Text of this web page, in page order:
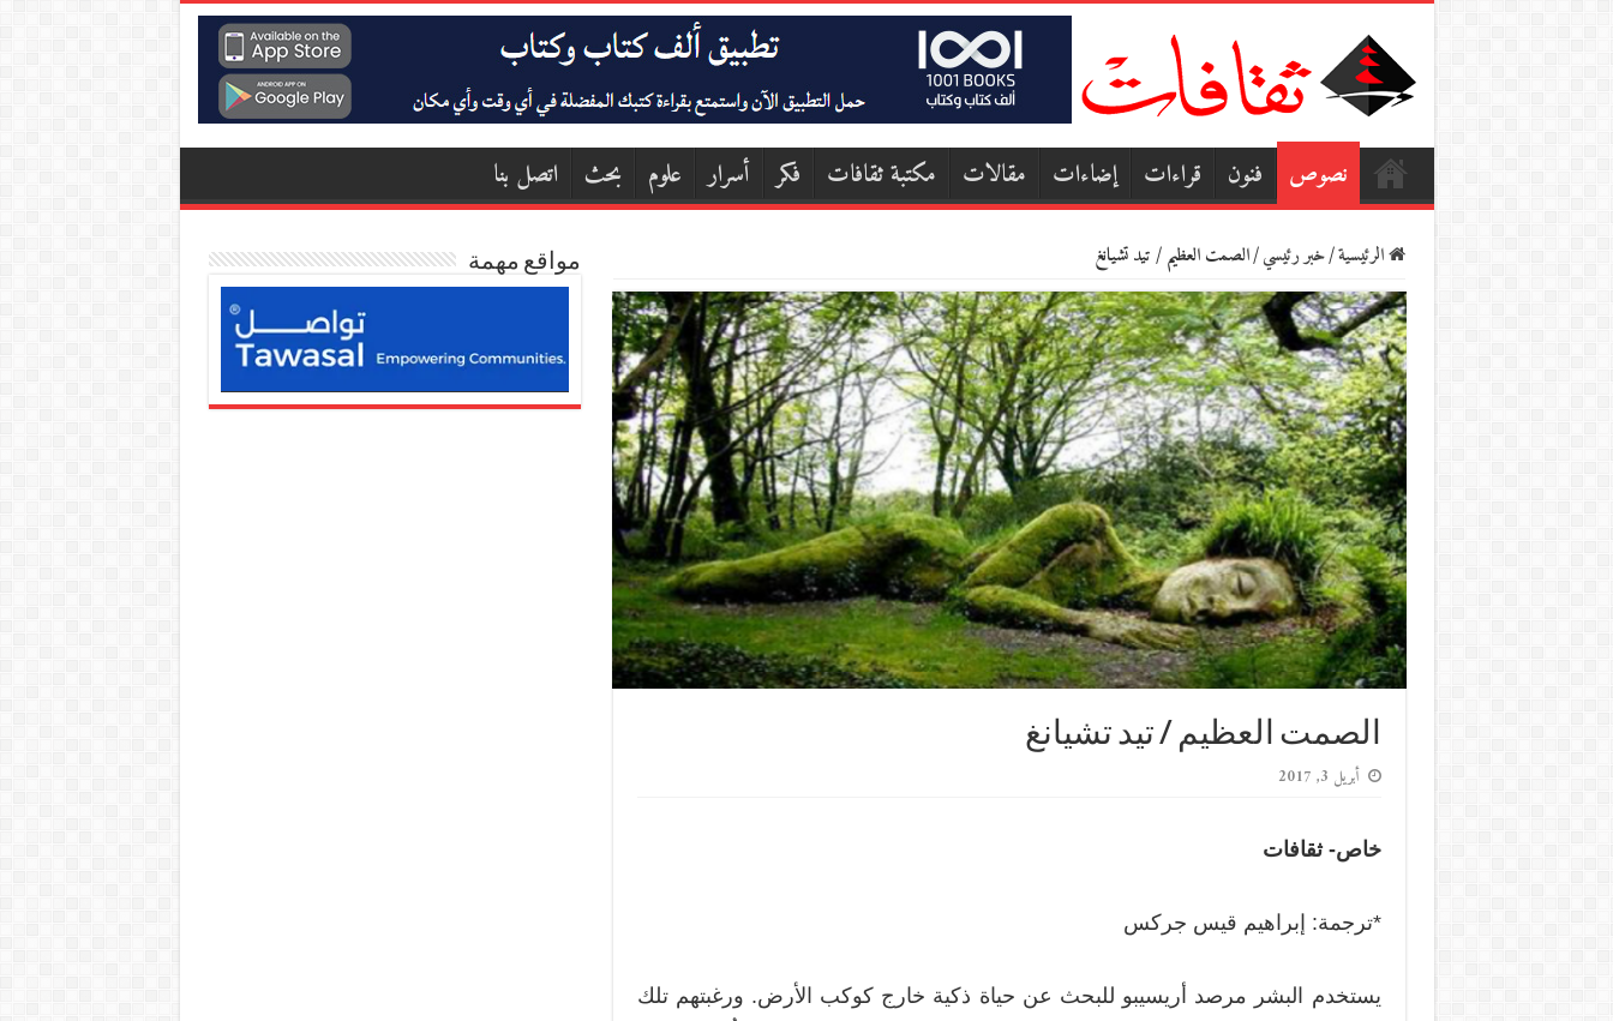
نصوص فنون قراءات إضاءات مقالات مكتبة ثقافات فكر أسرار علوم بحث اتصل بنا
الرئيسية/خبر رئيسي/الصمت العظيم / تيد تشيانغ
الصمت العظيم / تيد تشيانغ
أبريل 3, 2017
خاص- ثقافات
*ترجمة: إبراهيم قيس جركس
يستخدم البشر مرصد أريسيبو للبحث عن حياة ذكية خارج كوكب الأرض. ورغبتهم تلك
مواقع مهمة